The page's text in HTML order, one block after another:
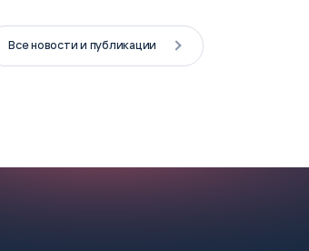
Все новости и публикации